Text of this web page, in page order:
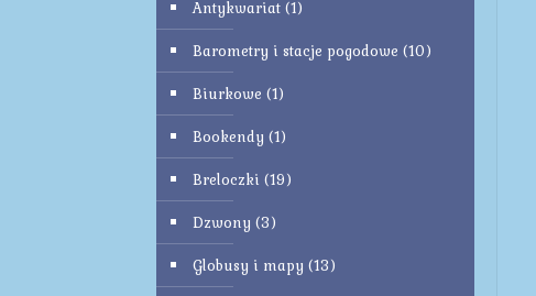
Antykwariat (1)
Barometry i stacje pogodowe (10)
Biurkowe (1)
Bookendy (1)
Breloczki (19)
Dzwony (3)
Globusy i mapy (13)